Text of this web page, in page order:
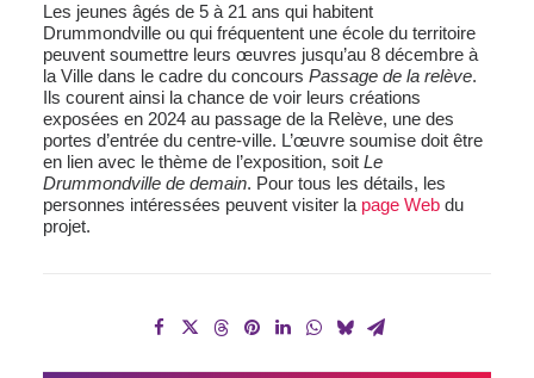
Les jeunes âgés de 5 à 21 ans qui habitent
Drummondville ou qui fréquentent une école du territoire
peuvent soumettre leurs œuvres jusqu’au 8 décembre à
la Ville dans le cadre du concours Passage de la relève.
Ils courent ainsi la chance de voir leurs créations
exposées en 2024 au passage de la Relève, une des
portes d’entrée du centre-ville. L’œuvre soumise doit être
en lien avec le thème de l’exposition, soit Le
Drummondville de demain. Pour tous les détails, les
personnes intéressées peuvent visiter la page Web du
projet.